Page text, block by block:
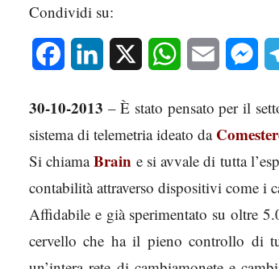
Condividi su:
Facebook LinkedIn WhatsAppEmail
30-10-2013 – È stato pensato per il
sistema di telemetria ideato da
Si chiamaBrain e si avvale di tutta
contabilità attraverso dispositivi come i
Affidabile e già sperimentato su oltre
cervello che ha il pieno controllo di